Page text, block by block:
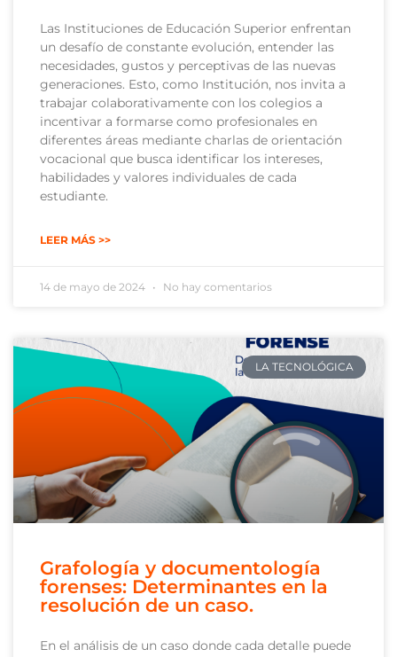
Las Instituciones de Educación Superior enfrentan
un desafío de constante evolución, entender las
necesidades, gustos y perceptivas de las nuevas
generaciones. Esto, como Institución, nos invita a
trabajar colaborativamente con los colegios a
incentivar a formarse como profesionales en
diferentes áreas mediante charlas de orientación
vocacional que busca identificar los intereses,
habilidades y valores individuales de cada
estudiante.
LEER MÁS >>
14 de mayo de 2024 No hay comentarios
LA TECNOLÓGICA
Grafología y documentología
forenses: Determinantes en la
resolución de un caso.
En el análisis de un caso donde cada detalle puede